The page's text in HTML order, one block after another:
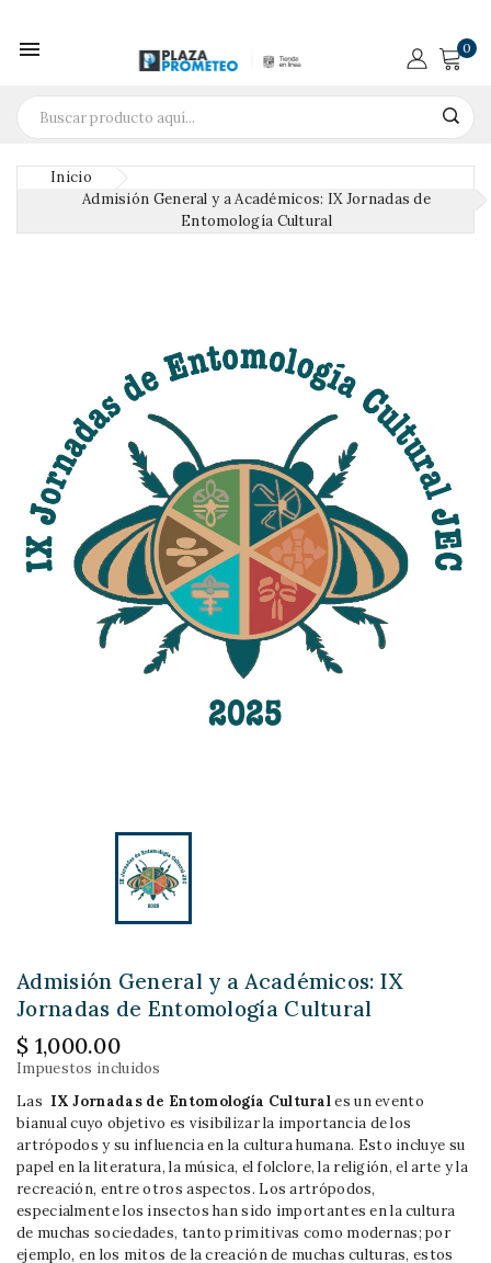
 0
Inicio
Admisión General y a Académicos: IX Jornadas de
Entomología Cultural
Admisión General y a Académicos: IX
Jornadas de Entomología Cultural
$ 1,000.00
Impuestos incluidos
Las IX Jornadas de Entomología Culturales un evento
bianual cuyo objetivo es visibilizar la importancia de los
artrópodos y su influencia en la cultura humana. Esto incluye su
papel en la literatura, la música, el folclore, la religión, el arte y la
recreación, entre otros aspectos. Los artrópodos,
especialmente los insectos han sido importantes en la cultura
de muchas sociedades, tanto primitivas como modernas; por
ejemplo, en los mitos de la creación de muchas culturas, estos